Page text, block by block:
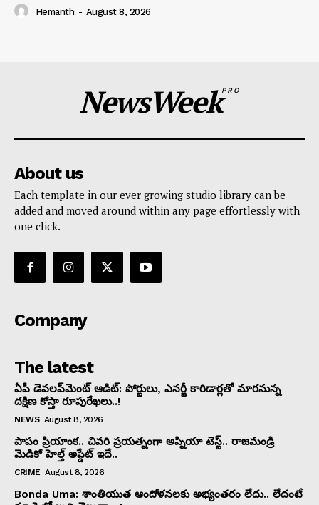
Hemanth - August 8, 2026
NewsWeekPRO
About us
Each template in our ever growing studio library can be
added and moved around within any page effortlessly with
one click.
Company
The latest
ఏపీ డెవలప్‌మెంట్ ఆడిట్: పోర్టులు, ఎనర్జీ కారిడార్లతో మారనున్న
దక్షిణ కోస్తా రూపురేఖలు..!
NEWS August 8, 2026
పాపం ప్రియాంక.. చివరి ప్రయత్నంగా అప్నియా టెస్ట్.. రాజమండ్రి
మెడికో హెల్త్ అప్డేట్ ఇదే..
CRIME August 8, 2026
Bonda Uma: శాంతియుత ఆందోళనలకు అభ్యంతరం లేదు.. లేదంటే